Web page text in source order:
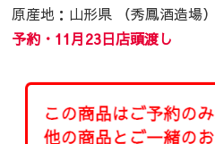
原産地：山形県 （秀鳳酒造場）
予約・11月23日店頭渡し